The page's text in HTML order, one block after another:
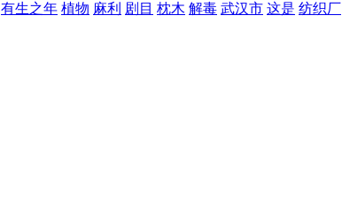
有生之年 植物 麻利 剧目 枕木 解毒 武汉市 这是 纺织厂